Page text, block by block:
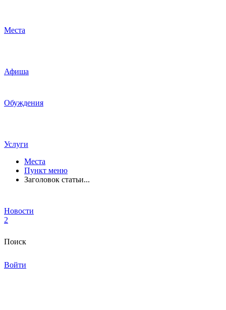
Места
Афиша
Обуждения
Услуги
Места
Пункт меню
Заголовок статьи...
Новости
2
Поиск
Войти